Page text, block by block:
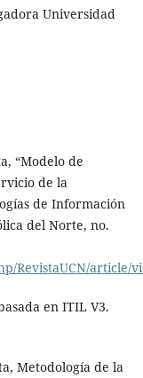
Universidad
“Modelo de
de la
de Información
del Norte, no.
RevistaUCN/article/
en ITIL V3.
Metodología de la